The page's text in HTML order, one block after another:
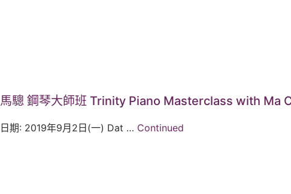
馬驄 鋼琴大師班 Trinity Piano Masterclass with Ma
日期: 2019年9月2日(一) Dat … Continued